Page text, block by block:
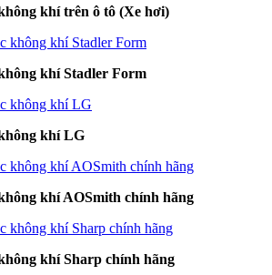
khí trên ô tô (Xe hơi)
khí Stadler Form
khí LG
khí AOSmith chính hãng
khí Sharp chính hãng